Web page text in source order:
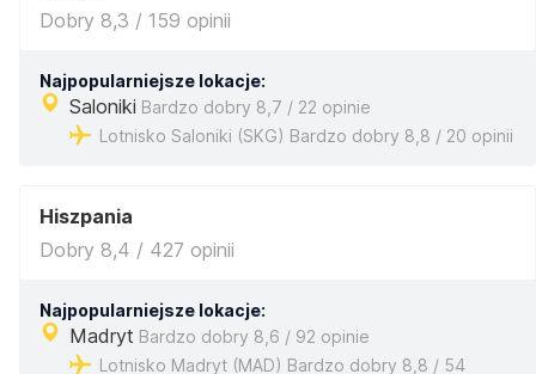
Dobry 8,3 / 159 opinii
Najpopularniejsze lokacje:
Saloniki Bardzo dobry 8,7 / 22 opinie
Lotnisko Saloniki (SKG) Bardzo dobry 8,8 / 20 opinii
Hiszpania
Dobry 8,4 / 427 opinii
Najpopularniejsze lokacje:
Madryt Bardzo dobry 8,6 / 92 opinie
Lotnisko Madryt (MAD) Bardzo dobry 8,8 / 54